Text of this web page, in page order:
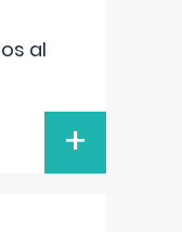
al
+